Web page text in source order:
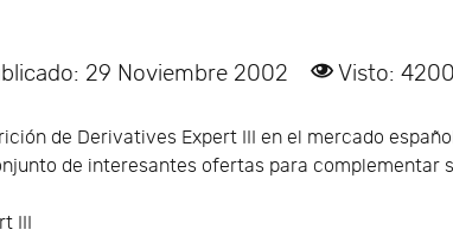
29 Noviembre 2002 Visto: 4200
de Derivatives Expert III en el mercado
de interesantes ofertas para complementar
III